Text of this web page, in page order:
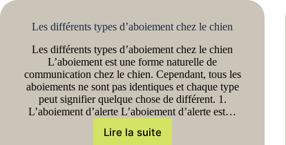
Les différents types d’aboiement chez le chien
Les différents types d’aboiement chez le chien
L’aboiement est une forme naturelle de
communication chez le chien. Cependant, tous les
aboiements ne sont pas identiques et chaque type
peut signifier quelque chose de différent. 1.
L’aboiement d’alerte L’aboiement d’alerte est…
Lire la suite